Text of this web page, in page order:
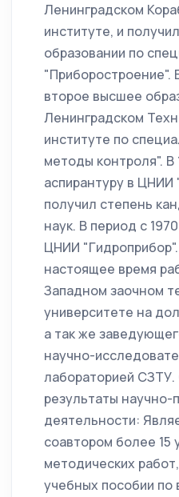
Ленинградском
институте, и
образовании по
"Приборостроение".
второе высшее
Ленинградском
институте по
методы контроля". В
аспирантуру в ЦНИИ
получил степень
наук. В период с
ЦНИИ
настоящее время
Западном заочном
университете на
а так же
научно-
лабораторией
результаты научно-
деятельности:
соавтором более 15
методических
учебных пособии